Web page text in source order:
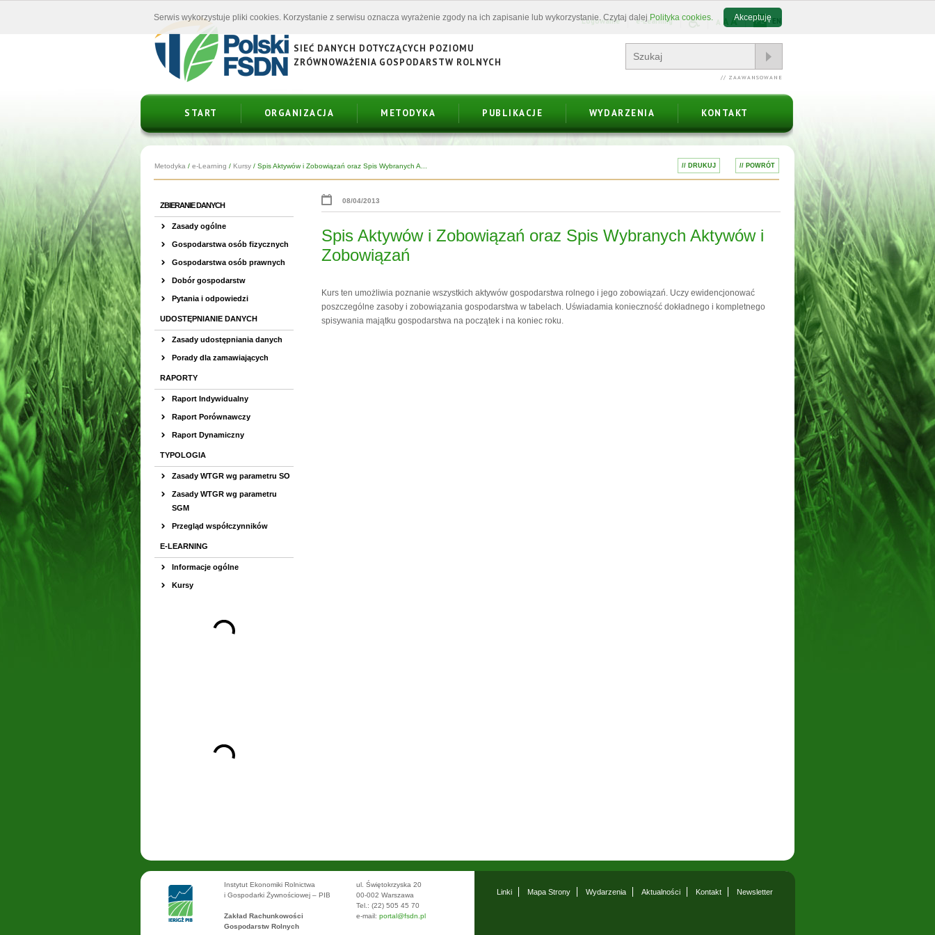
SIEĆ DANYCH DOTYCZĄCYCH POZIOMU
ZRÓWNOWAŻENIA GOSPODARSTW ROLNYCH
PL EN
A A
e-Learning
Logowanie
// ZAAWANSOWANE
START ORGANIZACJA METODYKA PUBLIKACJE WYDARZENIA KONTAKT
Metodyka / e-Learning / Kursy / Spis Aktywów i Zobowiązań oraz Spis Wybranych A... // POWRÓT
// DRUKUJ
ZBIERANIE DANYCH
Zasady ogólne
Gospodarstwa osób fizycznych
Gospodarstwa osób prawnych
Dobór gospodarstw
Pytania i odpowiedzi
UDOSTĘPNIANIE DANYCH
Zasady udostępniania danych
Porady dla zamawiających
RAPORTY
Raport Indywidualny
Raport Porównawczy
Raport Dynamiczny
TYPOLOGIA
Zasady WTGR wg parametru SO
Zasady WTGR wg parametru
SGM
Przegląd współczynników
E-LEARNING
Informacje ogólne
Kursy
08/04/2013
Spis Aktywów i Zobowiązań oraz Spis Wybranych Aktywów i
Zobowiązań
Kurs ten umożliwia poznanie wszystkich aktywów gospodarstwa rolnego i jego zobowiązań. Uczy ewidencjonować
poszczególne zasoby i zobowiązania gospodarstwa w tabelach. Uświadamia konieczność dokładnego i kompletnego
spisywania majątku gospodarstwa na początek i na koniec roku.
Instytut Ekonomiki Rolnictwa
i Gospodarki Żywnościowej – PIB
Zakład Rachunkowości
Gospodarstw Rolnych
ul. Świętokrzyska 20
00-002 Warszawa
Tel.: (22) 505 45 70
e-mail: portal@fsdn.pl
Linki Mapa Strony Wydarzenia Aktualności Kontakt Newsletter
Serwis wykorzystuje pliki cookies. Korzystanie z serwisu oznacza wyrażenie zgody na ich zapisanie lub wykorzystanie. Czytaj dalej Polityka cookies. Akceptuję